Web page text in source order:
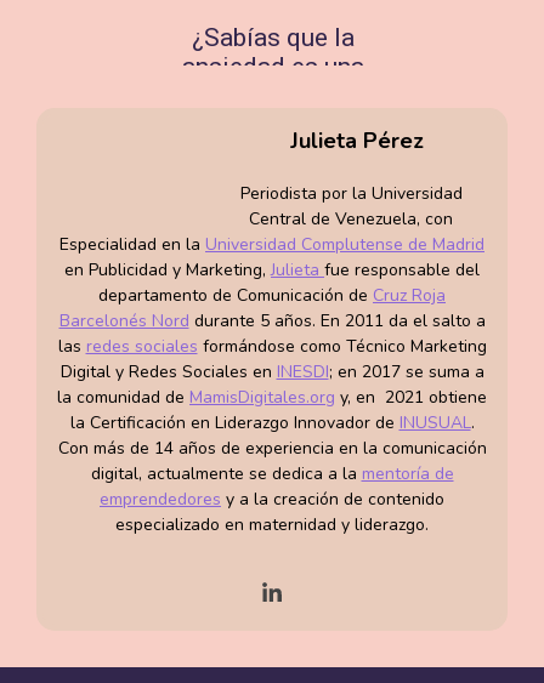
¿Sabías que la
ansiedad es una
frecuente en los
primeros meses
de maternidad?
¿Sabías
también es una
de las
emociones más
útiles en el
posparto?
Puede que se te
olvide apaga...
abril 29, 2022
Julieta Pérez
Periodista por la Universidad
Central de Venezuela, con
Especialidad en la Universidad Complutense de Madrid
en Publicidad y Marketing,Julieta fue responsable del
departamento de Comunicación de Cruz Roja
Barcelonés Nord durante 5 años. En 2011 da el salto a
las redes sociales formándose como Técnico Marketing
Digital y Redes Sociales en INESDI; en 2017 se suma a
la comunidad de MamisDigitales.org y, en 2021 obtiene
la Certificación en Liderazgo Innovador de INUSUAL.
Con más de 14 años de experiencia en la comunicación
digital, actualmente se dedica a la mentoría de
emprendedores y a la creación de contenido
especializado en maternidad y liderazgo.